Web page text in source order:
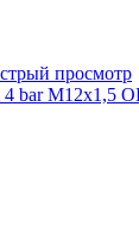
просмотр
4 bar M12x1,5